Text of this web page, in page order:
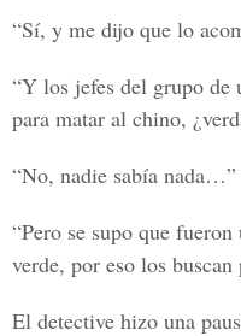
“Sí, y me dijo que lo
“Y los jefes del grupo de
para matar al chino,
“No, nadie sabía nada…”
“Pero se supo que
verde, por eso los
El detective hizo una